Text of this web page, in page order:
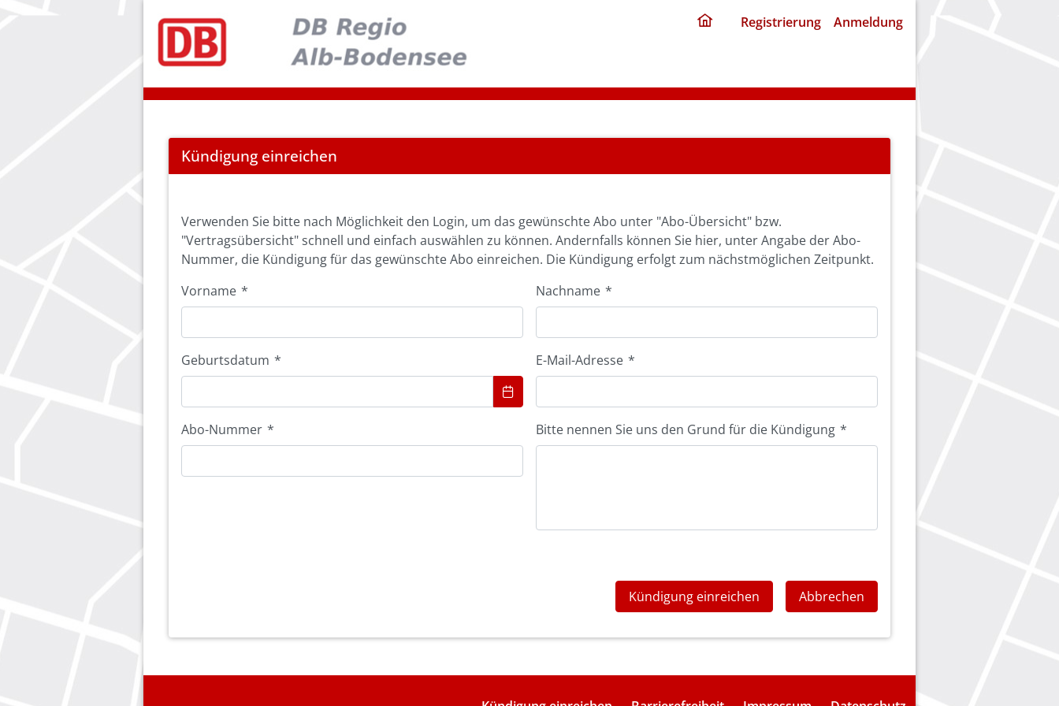
Registrierung Anmeldung
Cancel
Abo
Kündigung einreichen
Verwenden Sie bitte nach Möglichkeit den Login, um das gewünschte Abo unter "Abo-Übersicht" bzw.
"Vertragsübersicht" schnell und einfach auswählen zu können. Andernfalls können Sie hier, unter Angabe der Abo-
Nummer, die Kündigung für das gewünschte Abo einreichen. Die Kündigung erfolgt zum nächstmöglichen Zeitpunkt.
Vorname * Nachname *
Geburtsdatum * E-Mail-Adresse *
Abo-Nummer * Bitte nennen Sie uns den Grund für die Kündigung *
Kündigung einreichen Abbrechen